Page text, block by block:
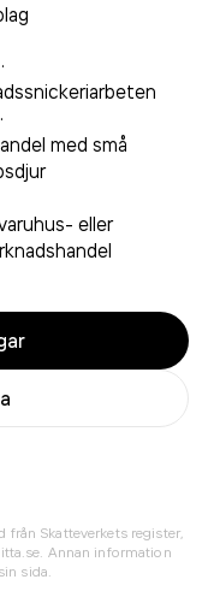
·
·
med små
eller
Skatteverkets register,
Annan information
sida.